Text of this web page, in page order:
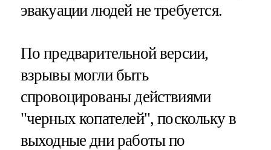
эвакуации людей не требуется.
По предварительной версии,
взрывы могли быть
спровоцированы действиями
"черных копателей", поскольку в
выходные дни работы по